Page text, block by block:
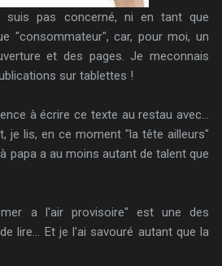
suis pas concerné, ni en tant que
"consommateur", car, pour moi, un
et des pages. Je meconnais
sur tablettes !
à écrire ce texte au restau avec...
je lis, en ce moment "la tête ailleurs"
papa a au moins autant de talent que
a l'air provisoire" est une des
lire... Et je l'ai savouré autant que la